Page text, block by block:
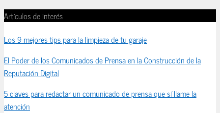
Artículos de interés
Los 9 mejores tips para la limpieza de tu garaje
El Poder de los Comunicados de Prensa en la Construcción de la
Reputación Digital
5 claves para redactar un comunicado de prensa que sí llame la
atención